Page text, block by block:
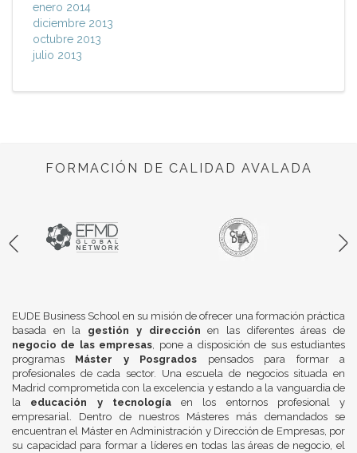
enero 2014
diciembre 2013
octubre 2013
julio 2013
FORMACIÓN DE CALIDAD AVALADA
EUDE Business School en su misión de ofrecer una formación práctica
basada en la gestión y dirección en las diferentes áreas de
negocio de las empresas, pone a disposición de sus estudiantes
programas Máster y Posgrados pensados para formar a
profesionales de cada sector. Una escuela de negocios situada en
Madrid comprometida con la excelencia y estando a la vanguardia de
la educación y tecnologíaen los entornos profesional y
empresarial. Dentro de nuestros Másteres más demandados se
encuentran el Máster en Administración y Dirección de Empresas, por
su capacidad para formar a líderes en todas las áreas de negocio, el